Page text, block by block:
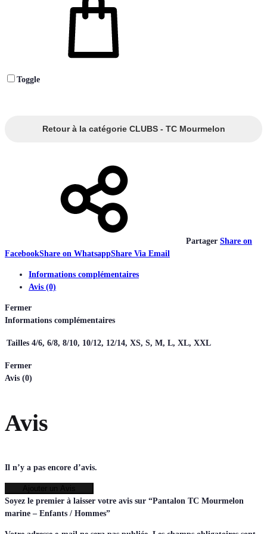
Toggle
Retour à la catégorie CLUBS - TC Mourmelon
Partager Share on
FacebookShare on WhatsappShare Via Email
Informations complémentaires
Avis (0)
Fermer
Informations complémentaires
Tailles 4/6, 6/8, 8/10, 10/12, 12/14, XS, S, M, L, XL, XXL
Fermer
Avis (0)
Avis
Il n’y a pas encore d’avis.
Soyez le premier à laisser votre avis sur “Pantalon TC Mourmelon
marine – Enfants / Hommes”